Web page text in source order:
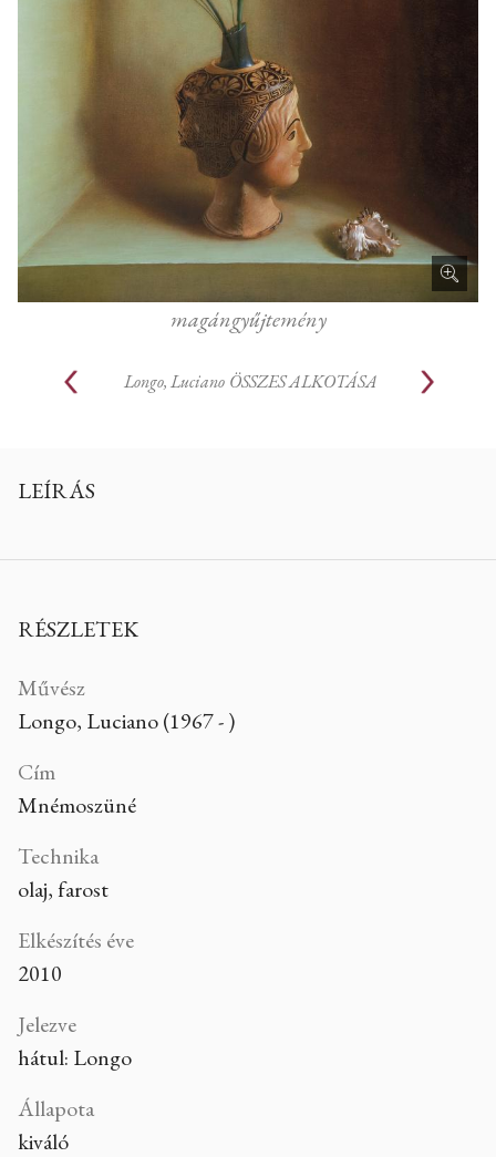
magángyűjtemény
Longo, Luciano ÖSSZES ALKOTÁSA
LEÍRÁS
RÉSZLETEK
Művész
Longo, Luciano (1967 - )
Cím
Mnémoszüné
Technika
olaj, farost
Elkészítés éve
2010
Jelezve
hátul: Longo
Állapota
kiváló